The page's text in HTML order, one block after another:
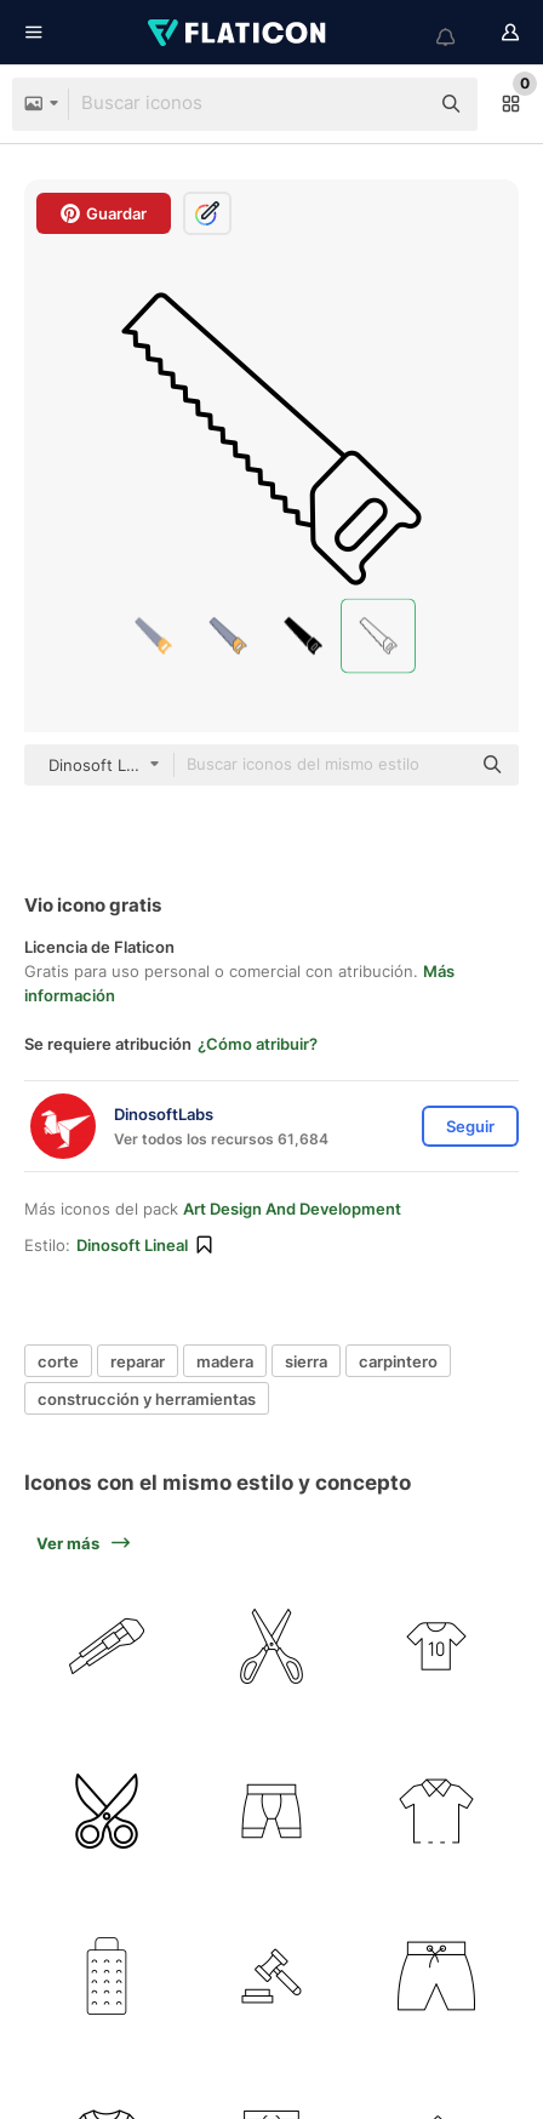
0
Guardar
Dinosoft Lineal
Vio icono gratis
Licencia de Flaticon
Gratis para uso personal o comercial con atribución. Más
información
Se requiere atribución ¿Cómo atribuir?
DinosoftLabs
Ver todos los recursos 61,684
Seguir
Más iconos del pack Art Design And Development
Estilo: Dinosoft Lineal
corte reparar madera sierra
carpintero
construcción y herramientas
Iconos con el mismo estilo y concepto
Ver más